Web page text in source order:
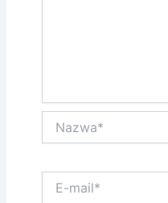
mail*